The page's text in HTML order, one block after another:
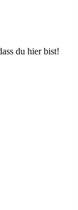
du hier bist!